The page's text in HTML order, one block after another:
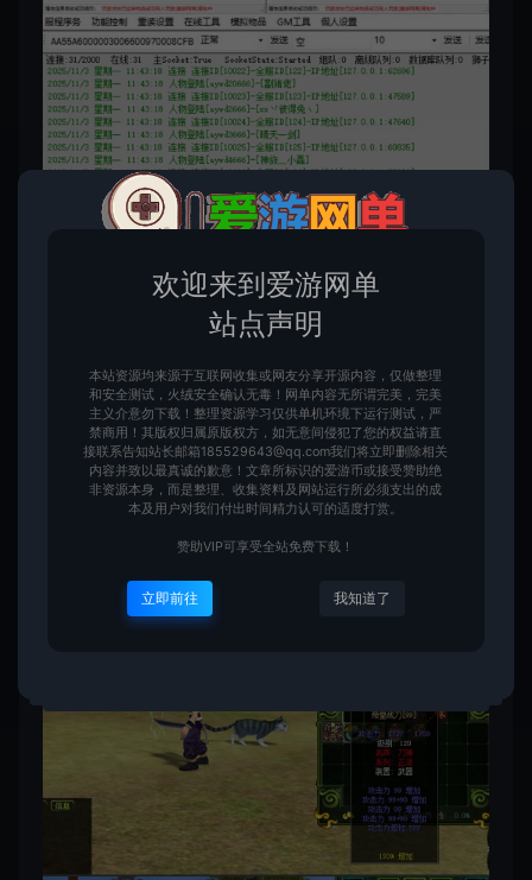
欢迎来到爱游网单
站点声明
本站资源均来源于互联网收集或网友分享开源内容，仅做整理
和安全测试，火绒安全确认无毒！网单内容无所谓完美，完美
主义介意勿下载！整理资源学习仅供单机环境下运行测试，严
禁商用！其版权归属原版权方，如无意间侵犯了您的权益请直
接联系告知站长邮箱185529643@qq.com我们将立即删除相关
内容并致以最真诚的歉意！文章所标识的爱游币或接受赞助绝
非资源本身，而是整理、收集资料及网站运行所必须支出的成
本及用户对我们付出时间精力认可的适度打赏。
赞助VIP可享受全站免费下载！
立即前往 我知道了